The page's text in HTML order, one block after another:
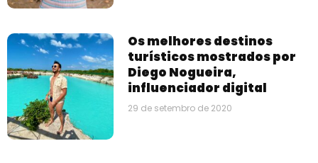
Os melhores destinos
turísticos mostrados por
Diego Nogueira,
influenciador digital
29 de setembro de 2020